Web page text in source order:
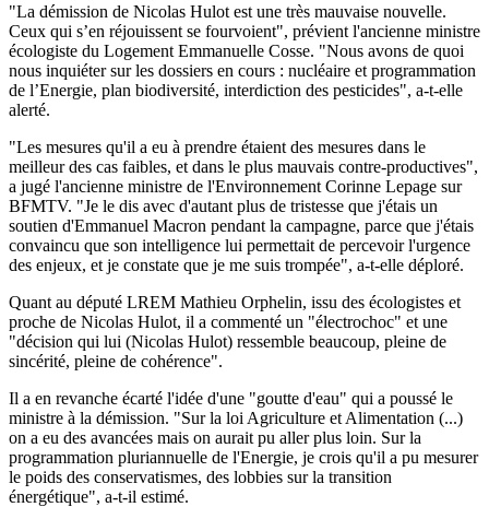
"La démission de Nicolas Hulot est une très mauvaise nouvelle.
Ceux qui s’en réjouissent se fourvoient", prévient l'ancienne ministre
écologiste du Logement Emmanuelle Cosse. "Nous avons de quoi
nous inquiéter sur les dossiers en cours : nucléaire et programmation
de l’Energie, plan biodiversité, interdiction des pesticides", a-t-elle
alerté.
"Les mesures qu'il a eu à prendre étaient des mesures dans le
meilleur des cas faibles, et dans le plus mauvais contre-productives",
a jugé l'ancienne ministre de l'Environnement Corinne Lepage sur
BFMTV. "Je le dis avec d'autant plus de tristesse que j'étais un
soutien d'Emmanuel Macron pendant la campagne, parce que j'étais
convaincu que son intelligence lui permettait de percevoir l'urgence
des enjeux, et je constate que je me suis trompée", a-t-elle déploré.
Quant au député LREM Mathieu Orphelin, issu des écologistes et
proche de Nicolas Hulot, il a commenté un "électrochoc" et une
"décision qui lui (Nicolas Hulot) ressemble beaucoup, pleine de
sincérité, pleine de cohérence".
Il a en revanche écarté l'idée d'une "goutte d'eau" qui a poussé le
ministre à la démission. "Sur la loi Agriculture et Alimentation (...)
on a eu des avancées mais on aurait pu aller plus loin. Sur la
programmation pluriannuelle de l'Energie, je crois qu'il a pu mesurer
le poids des conservatismes, des lobbies sur la transition
énergétique", a-t-il estimé.